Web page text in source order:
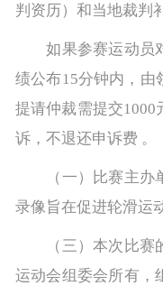
判资历）和当地裁判
如果参赛运动员对
绩公布15分钟内，由
提请仲裁需提交1000
诉，不退还申诉费 。
（一）比赛主办单
录像旨在促进轮滑运
（三）本次比赛的
运动会组委会所有，